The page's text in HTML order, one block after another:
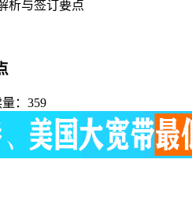
析与签订要点
：359